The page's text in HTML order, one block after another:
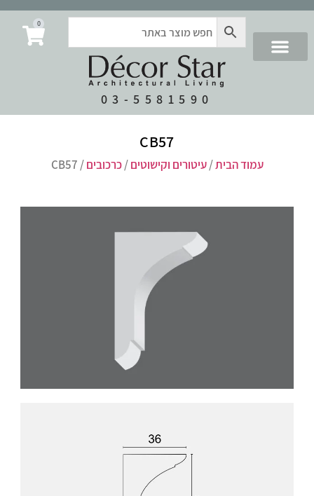
03-5581590
0
CB57
עמוד הבית/עיטורים וקישוטים/כרכובים/ CB57